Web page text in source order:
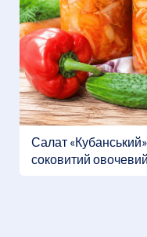
Салат
соковитий овочевий